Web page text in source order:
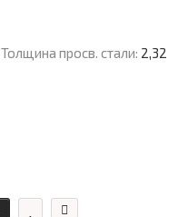
Толщина просв. стали: 2,32